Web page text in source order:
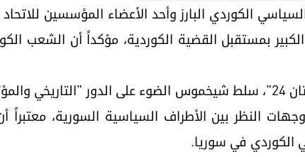
أعرب السياسي الكوردي البارز وأحد الأعضاء المؤسسين
بمستقبل القضية الكوردية، مؤكداً أن الشعب
وفي حوار خاص مع "كوردستان 24"، سلط شيخموس الضوء على الدور
النظر بين الأطراف السياسية السورية، معتبراً
في سوريا.